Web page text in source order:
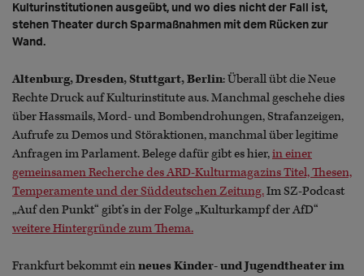
Kulturinstitutionen ausgeübt, und wo dies nicht der Fall ist,
stehen Theater durch Sparmaßnahmen mit dem Rücken zur
Wand.
Altenburg, Dresden, Stuttgart, Berlin: Überall übt die Neue
Rechte Druck auf Kulturinstitute aus. Manchmal geschehe dies
über Hassmails, Mord- und Bombendrohungen, Strafanzeigen,
Aufrufe zu Demos und Störaktionen, manchmal über legitime
Anfragen im Parlament. Belege dafür gibt es hier,in einer
gemeinsamen Recherche des ARD-Kulturmagazins Titel, Thesen,
Temperamente und der Süddeutschen Zeitung.Im SZ-Podcast
„Auf den Punkt“ gibt’s in der Folge „Kulturkampf der AfD“
weitere Hintergründe zum Thema.
Frankfurt bekommt einneues Kinder- und Jugendtheater im